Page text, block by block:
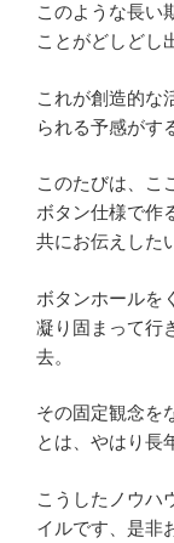
このような長い
ことがどしどし
これが創造的な
られる予感がす
このたびは、こ
ボタン仕様で作
共にお伝えした
ボタンホールを
凝り固まって行
去。
その固定観念を
とは、やはり長
こうしたノウハ
イルです、是非